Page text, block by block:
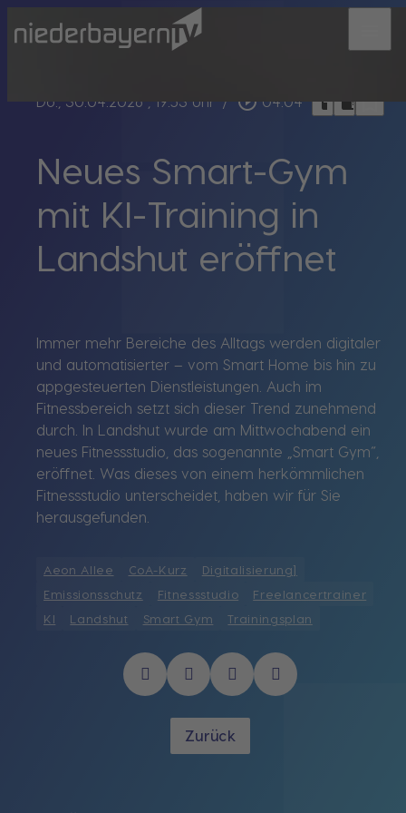
Do., 30.04.2026 , 19:53 Uhr / play_circle_outline 04:04 headphoneschrome_reader_modebookmark_border
Neues Smart-Gym
mit KI-Training in
Landshut eröffnet
Immer mehr Bereiche des Alltags werden digitaler
und automatisierter – vom Smart Home bis hin zu
appgesteuerten Dienstleistungen. Auch im
Fitnessbereich setzt sich dieser Trend zunehmend
durch. In Landshut wurde am Mittwochabend ein
neues Fitnessstudio, das sogenannte „Smart Gym“,
eröffnet. Was dieses von einem herkömmlichen
Fitnessstudio unterscheidet, haben wir für Sie
herausgefunden.
Aeon Allee CoA-Kurz
Digitalisierung]
Emissionsschutz
Fitnessstudio
Freelancertrainer
KI
Landshut Smart Gym Trainingsplan
Zurück